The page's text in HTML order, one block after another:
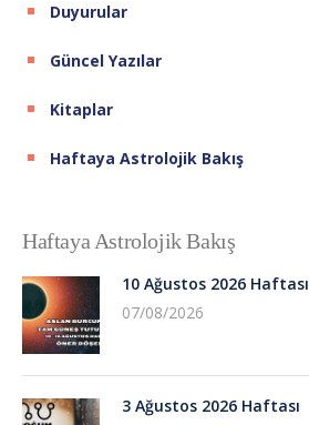
Duyurular
Güncel Yazılar
Kitaplar
Haftaya Astrolojik Bakış
Haftaya Astrolojik Bakış
10 Ağustos 2026 Haftası
07/08/2026
3 Ağustos 2026 Haftası